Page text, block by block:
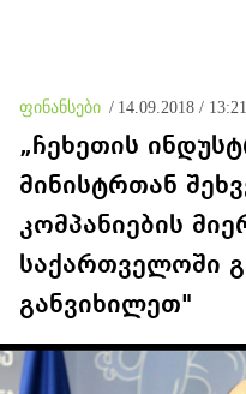
ფინანსები / 14.09.2018 / 13:21
„ჩეხეთის
მინისტრთან
კომპანიების
საქართველოში
განვიხილეთ"